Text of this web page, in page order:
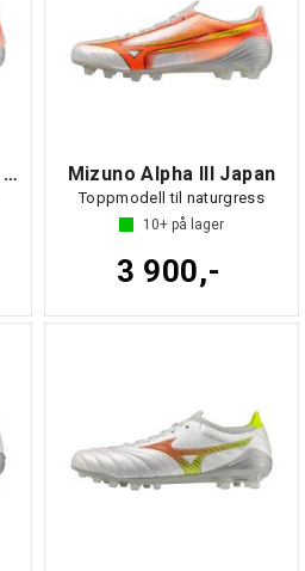
Mizuno Alpha III Japan AG Mizuno Alpha III Japan
Toppmodell til naturgress
10+ på lager
3 900,-